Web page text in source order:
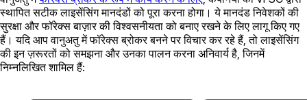
स्थापित सटीक लाइसेंसिंग मानदंडों को पूरा करना होगा। ये मानदंड निवेशकों की
सुरक्षा और फॉरेक्स बाज़ार की विश्वसनीयता को बनाए रखने के लिए लागू किए गए
हैं। यदि आप वानुअतु में फॉरेक्स ब्रोकर बनने पर विचार कर रहे हैं, तो लाइसेंसिंग
की इन ज़रूरतों को समझना और उनका पालन करना अनिवार्य है, जिनमें
निम्नलिखित शामिल हैं: